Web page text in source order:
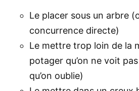
Le placer sous un arbre
concurrence directe)
Le mettre trop loin de la
potager qu’on ne voit
qu’on oublie)